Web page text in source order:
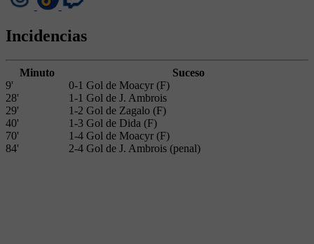
Incidencias
Minuto
Suceso
9'
0-1 Gol de Moacyr (F)
28'
1-1 Gol de J. Ambrois
29'
1-2 Gol de Zagalo (F)
40'
1-3 Gol de Dida (F)
70'
1-4 Gol de Moacyr (F)
84'
2-4 Gol de J. Ambrois (penal)